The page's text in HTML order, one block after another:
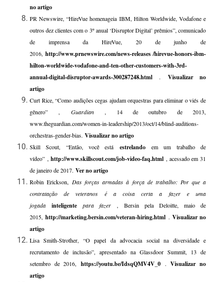
no artigo
PR Newswire, “HireVue homenageia IBM, Hilton Worldwide, Vodafone e
outros dez clientes com o 3º anual ‘Disruptor Digital’ prêmios”, comunicado
de imprensa da HireVue, 20 de junho de
2016, http://www.prnewswire.com/news-releases /hirevue-honors-ibm-
hilton-worldwide-vodafone-and-ten-other-customers-with-3rd-
annual-digital-disruptor-awards-300287248.html . Visualizar no
artigo
Curt Rice, “Como audições cegas ajudam orquestras para eliminar o viés de
gênero” , Guardian, 14 de outubro de 2013,
www.theguardian.com/women-in-leadership/2013/oct/14/blind-auditions-
orchestras-gender-bias. Visualizar no artigo
Skill Scout, “Então, você está estrelandoem um trabalho de
vídeo” ,http://www.skillscout.com/job-video-faq.html , acessado em 31
de janeiro de 2017. Ver no artigo
Robin Erickson, Das forças armadas à força de trabalho: Por que a
contratação de veteranos é a coisa certa a fazer e uma
jogadainteligente para fazer , Bersin pela Deloitte, maio de
2015,http://marketing.bersin.com/veteran-hiring.html . Visualizar no
artigo
Lisa Smith-Strother, “O papel da advocacia social na diversidade e
recrutamento de inclusão”, apresentado na Glassdoor Summit, 13 de
setembro de 2016, https://youtu.be/IdsqQMV4V_0 .Visualizar no
artigo